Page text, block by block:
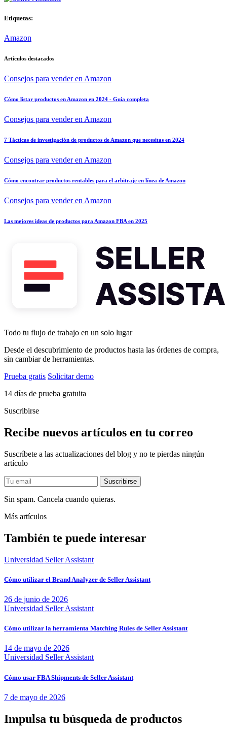
Etiquetas:
Amazon
Artículos destacados
Consejos para vender en Amazon
Cómo listar productos en Amazon en 2024 - Guía completa
Consejos para vender en Amazon
7 Tácticas de investigación de productos de Amazon que necesitas en 2024
Consejos para vender en Amazon
Cómo encontrar productos rentables para el arbitraje en línea de Amazon
Consejos para vender en Amazon
Las mejores ideas de productos para Amazon FBA en 2025
Todo tu flujo de trabajo en un solo lugar
Desde el descubrimiento de productos hasta las órdenes de compra,
sin cambiar de herramientas.
Prueba gratis Solicitar demo
14 días de prueba gratuita
Suscribirse
Recibe nuevos artículos en tu correo
Suscríbete a las actualizaciones del blog y no te pierdas ningún
artículo
Sin spam. Cancela cuando quieras.
Más artículos
También te puede interesar
Universidad Seller Assistant
Cómo utilizar el Brand Analyzer de Seller Assistant
26 de junio de 2026
Universidad Seller Assistant
Cómo utilizar la herramienta Matching Rules de Seller Assistant
14 de mayo de 2026
Universidad Seller Assistant
Cómo usar FBA Shipments de Seller Assistant
7 de mayo de 2026
Impulsa tu búsqueda de productos